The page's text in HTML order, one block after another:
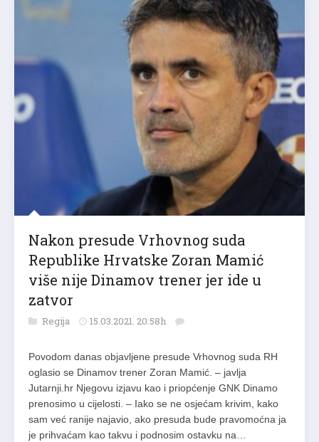
Nakon presude Vrhovnog suda
Republike Hrvatske Zoran Mamić
više nije Dinamov trener jer ide u
zatvor
Regija 15.03.2021. 20:58h
Povodom danas objavljene presude Vrhovnog suda RH
oglasio se Dinamov trener Zoran Mamić. – javlja
Jutarnji.hr Njegovu izjavu kao i priopćenje GNK Dinamo
prenosimo u cijelosti. – Iako se ne osjećam krivim, kako
sam već ranije najavio, ako presuda bude pravomoćna ja
je prihvaćam kao takvu i podnosim ostavku na…